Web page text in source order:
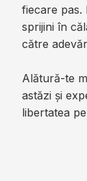
fiecare pas.
sprijini în
către
Alătură-te
astăzi și
libertatea